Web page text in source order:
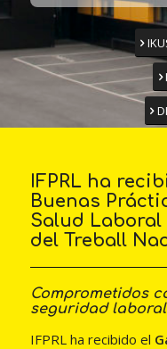
IFPRL ha
Buenas
Salud
del Treball
Comprometidos
seguridad laboral
IFPRL ha recibido el